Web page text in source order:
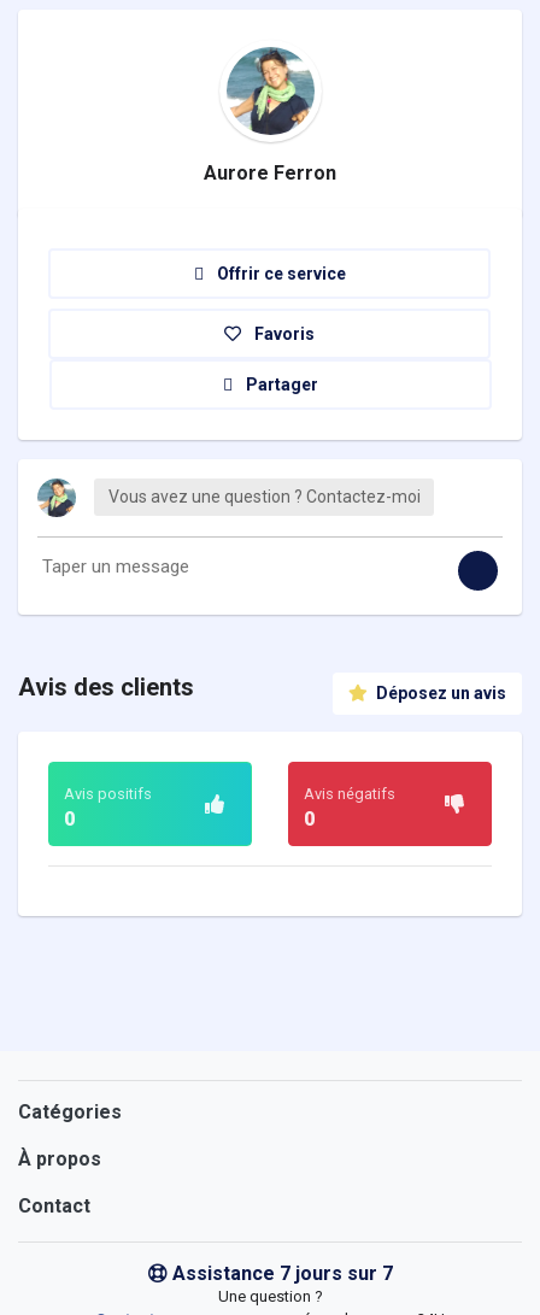
Aurore Ferron
Offrir ce service
Favoris
Partager
Vous avez une question ? Contactez-moi
Déposez un avis
Avis des clients
Avis positifs
0
Avis négatifs
0
Catégories
À propos
Contact
Assistance 7 jours sur 7
Une question ?